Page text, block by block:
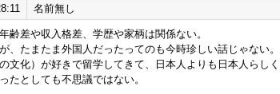
名前無し
齢差や収入格差、学歴や家柄は関係ない。
、たまたま外国人だったってのも今時珍しい話じゃない。
文化）が好きで留学してきて、日本人よりも日本人らし
たとしても不思議ではない。